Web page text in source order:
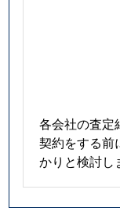
各会社の査定
契約をする前
かりと検討し